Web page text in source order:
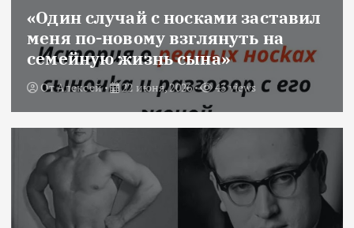
«Один случай с носками заставил
меня по-новому взглянуть на
семейную жизнь сына»
ОтАлексей 22 июня, 2026 43 views